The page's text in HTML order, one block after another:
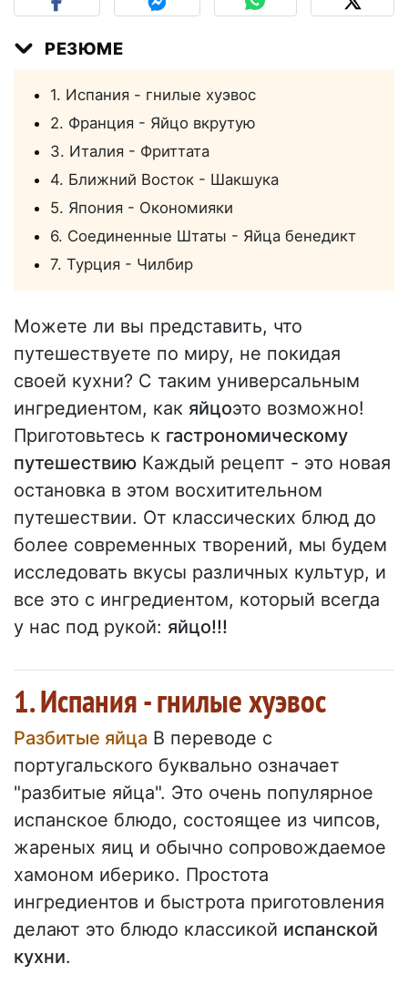
РЕЗЮМЕ
1. Испания - гнилые хуэвос
2. Франция - Яйцо вкрутую
3. Италия - Фриттата
4. Ближний Восток - Шакшука
5. Япония - Окономияки
6. Соединенные Штаты - Яйца бенедикт
7. Турция - Чилбир
Можете ли вы представить, что
путешествуете по миру, не покидая
своей кухни? С таким универсальным
ингредиентом, как яйцоэто возможно!
Приготовьтесь к гастрономическому
путешествию Каждый рецепт - это новая
остановка в этом восхитительном
путешествии. От классических блюд до
более современных творений, мы будем
исследовать вкусы различных культур, и
все это с ингредиентом, который всегда
у нас под рукой: яйцо!!!
1. Испания - гнилые хуэвос
Разбитые яйца В переводе с
португальского буквально означает
"разбитые яйца". Это очень популярное
испанское блюдо, состоящее из чипсов,
жареных яиц и обычно сопровождаемое
хамоном иберико. Простота
ингредиентов и быстрота приготовления
делают это блюдо классикой испанской
кухни.